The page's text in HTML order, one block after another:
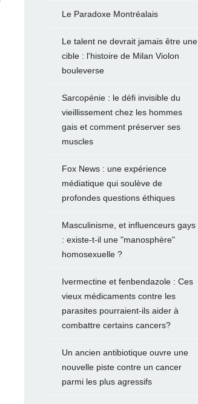
Le Paradoxe Montréalais
Le talent ne devrait jamais être une
cible : l'histoire de Milan Violon
bouleverse
Sarcopénie : le défi invisible du
vieillissement chez les hommes
gais et comment préserver ses
muscles
Fox News : une expérience
médiatique qui soulève de
profondes questions éthiques
Masculinisme, et influenceurs gays
: existe-t-il une "manosphère"
homosexuelle ?
Ivermectine et fenbendazole : Ces
vieux médicaments contre les
parasites pourraient-ils aider à
combattre certains cancers?
Un ancien antibiotique ouvre une
nouvelle piste contre un cancer
parmi les plus agressifs